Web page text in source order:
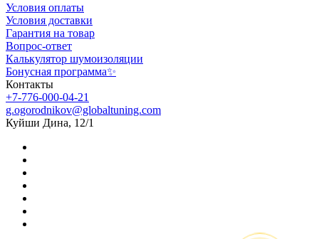
Условия оплаты
Условия доставки
Гарантия на товар
Вопрос-ответ
Калькулятор шумоизоляции
Бонусная программа✨
Контакты
+7-776-000-04-21
g.ogorodnikov@globaltuning.com
Куйши Дина, 12/1